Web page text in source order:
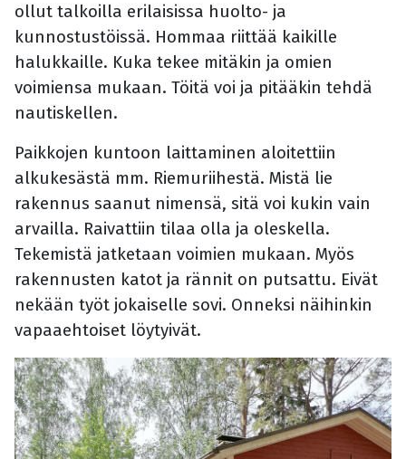
ollut talkoilla erilaisissa huolto- ja
kunnostustöissä. Hommaa riittää kaikille
halukkaille. Kuka tekee mitäkin ja omien
voimiensa mukaan. Töitä voi ja pitääkin tehdä
nautiskellen.
Paikkojen kuntoon laittaminen aloitettiin
alkukesästä mm. Riemuriihestä. Mistä lie
rakennus saanut nimensä, sitä voi kukin vain
arvailla. Raivattiin tilaa olla ja oleskella.
Tekemistä jatketaan voimien mukaan. Myös
rakennusten katot ja rännit on putsattu. Eivät
nekään työt jokaiselle sovi. Onneksi näihinkin
vapaaehtoiset löytyivät.